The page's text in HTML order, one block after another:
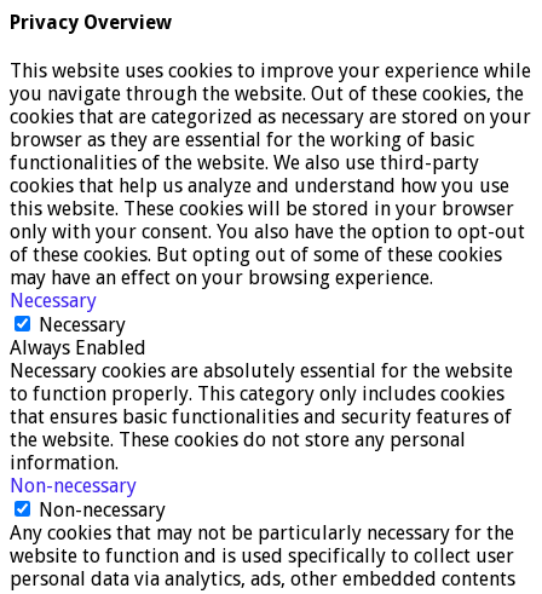
Privacy Overview
This website uses cookies to improve your experience while
you navigate through the website. Out of these cookies, the
cookies that are categorized as necessary are stored on your
browser as they are essential for the working of basic
functionalities of the website. We also use third-party
cookies that help us analyze and understand how you use
this website. These cookies will be stored in your browser
only with your consent. You also have the option to opt-out
of these cookies. But opting out of some of these cookies
may have an effect on your browsing experience.
Necessary
Necessary
Always Enabled
Necessary cookies are absolutely essential for the website
to function properly. This category only includes cookies
that ensures basic functionalities and security features of
the website. These cookies do not store any personal
information.
Non-necessary
Non-necessary
Any cookies that may not be particularly necessary for the
website to function and is used specifically to collect user
personal data via analytics, ads, other embedded contents